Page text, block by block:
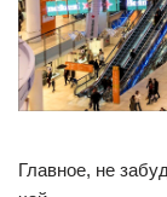
Главное, не